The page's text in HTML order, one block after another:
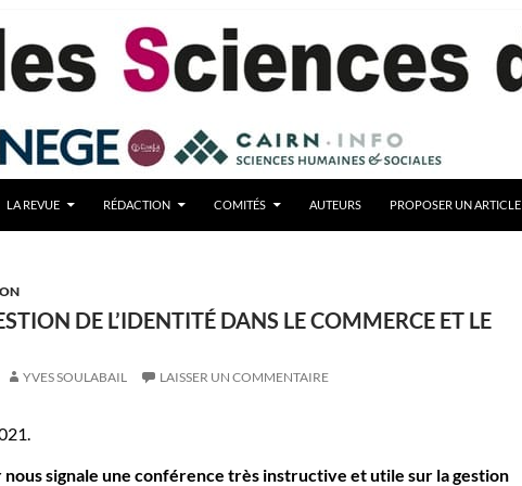
LA REVUE RÉDACTION COMITÉS AUTEURS PROPOSER UN ARTICLE
DE L’IDENTITÉ DANS LE COMMERCE ET LE
YVES SOULABAIL LAISSER UN COMMENTAIRE
nous signale une conférence très instructive et utile sur la gestion